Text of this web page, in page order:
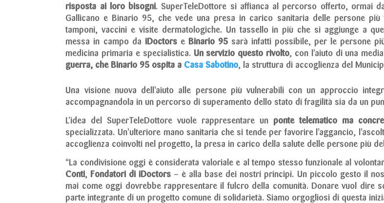
risposta ai loro bisogni. SuperTeleDottore si affianca al percorso offerto, ormai
Gallicano e Binario 95, che vede una presa in carico sanitaria delle persone
tamponi, vaccini e visite dermatologiche. Un tassello in più che si aggiunge a
messa in campo da iDoctorse Binario 95sarà infatti possibile, per le persone
medicina primaria e specialistica. Un servizio questo rivolto, con l’aiuto di una
guerra, che Binario 95 ospita a Casa Sabotino, la struttura di accoglienza del
Una visione nuova dell’aiuto alle persone più vulnerabili con un approccio
accompagnandola in un percorso di superamento dello stato di fragilità sia da un
L’idea del SuperTeleDottore vuole rappresentare un ponte telematico ma
specializzata. Un’ulteriore mano sanitaria che si tende per favorire l’aggancio,
accoglienza coinvolti nel progetto, la presa in carico della salute delle persone più
“La condivisione oggi è considerata valoriale e al tempo stesso funzionale al
Conti, Fondatori di iDoctors – è alla base dei nostri principi. Un piccolo gesto il
mai come oggi dovrebbe rappresentare il fulcro della comunità. Donare vuol dire
parte integrante di un progetto comune di solidarietà. Siamo orgogliosi di questa